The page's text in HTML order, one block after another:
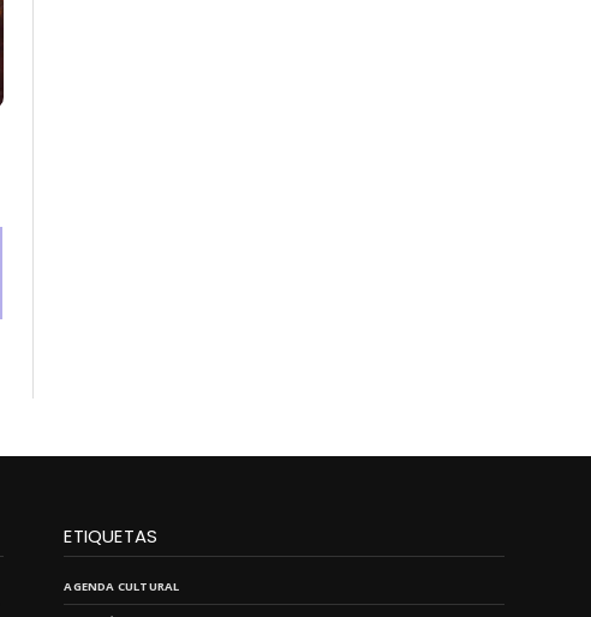
ETIQUETAS
AGENDA CULTURAL